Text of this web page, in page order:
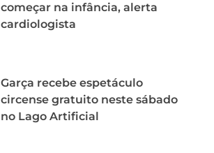
começar na infância, alerta
cardiologista
Garça recebe espetáculo
circense gratuito neste sábado
no Lago Artificial